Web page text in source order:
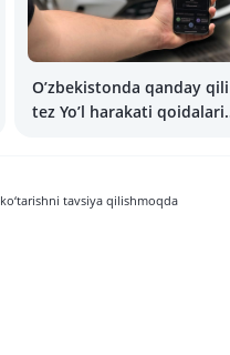
O’zbekistonda qanday
tez Yo’l harakati qoidalari
tavsiya qilishmoqda